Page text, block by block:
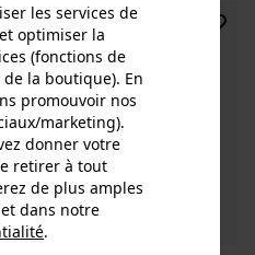
les services de
optimiser la
(fonctions de
la boutique). En
promouvoir nos
marketing).
donner votre
retirer à tout
de plus amples
dans notre
.